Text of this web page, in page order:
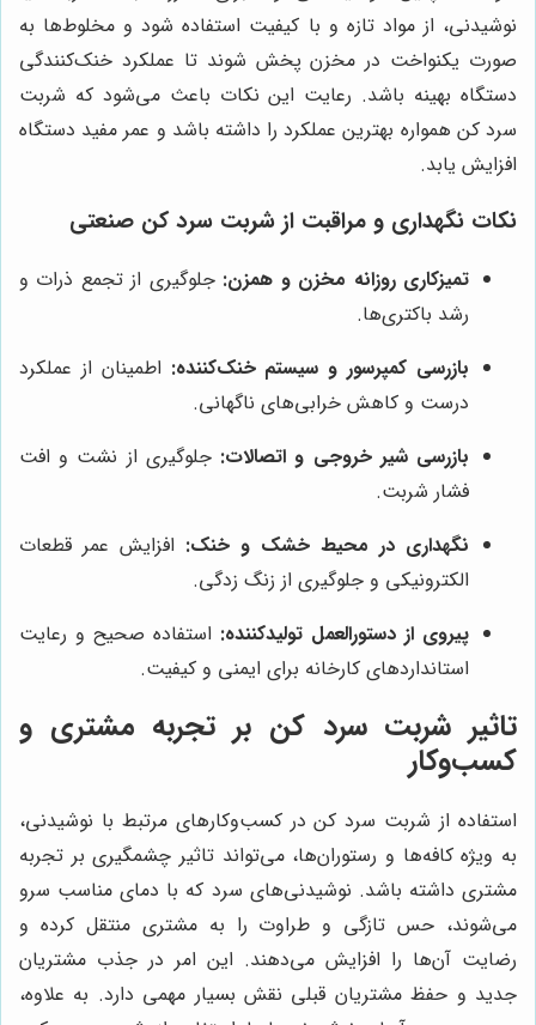
نوشیدنی، از مواد تازه و با کیفیت استفاده شود و مخلوط‌ها به
صورت یکنواخت در مخزن پخش شوند تا عملکرد خنک‌کنندگی
دستگاه بهینه باشد. رعایت این نکات باعث می‌شود که شربت
سرد کن همواره بهترین عملکرد را داشته باشد و عمر مفید دستگاه
افزایش یابد.
نکات نگهداری و مراقبت از شربت سرد کن صنعتی
تمیزکاری روزانه مخزن و همزن: جلوگیری از تجمع ذرات و
رشد باکتری‌ها.
بازرسی کمپرسور و سیستم خنک‌کننده: اطمینان از عملکرد
درست و کاهش خرابی‌های ناگهانی.
بازرسی شیر خروجی و اتصالات: جلوگیری از نشت و افت
فشار شربت.
نگهداری در محیط خشک و خنک: افزایش عمر قطعات
الکترونیکی و جلوگیری از زنگ زدگی.
پیروی از دستورالعمل تولیدکننده: استفاده صحیح و رعایت
استانداردهای کارخانه برای ایمنی و کیفیت.
تاثیر شربت سرد کن بر تجربه مشتری و
کسب‌وکار
استفاده از شربت سرد کن در کسب‌وکارهای مرتبط با نوشیدنی،
به ویژه کافه‌ها و رستوران‌ها، می‌تواند تاثیر چشمگیری بر تجربه
مشتری داشته باشد. نوشیدنی‌های سرد که با دمای مناسب سرو
می‌شوند، حس تازگی و طراوت را به مشتری منتقل کرده و
رضایت آن‌ها را افزایش می‌دهند. این امر در جذب مشتریان
جدید و حفظ مشتریان قبلی نقش بسیار مهمی دارد. به علاوه،